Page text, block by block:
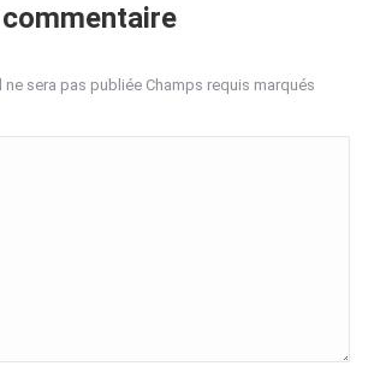
ne sera pas publiée Champs requis marqués